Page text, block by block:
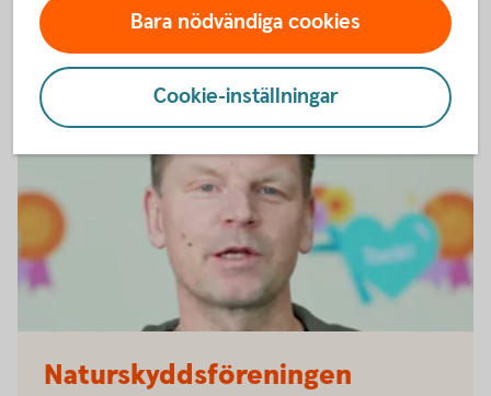
Se filmen med Majblomman (youtube.com)
Naturskyddsföreningen
Bara nödvändiga cookies
Cookie-inställningar